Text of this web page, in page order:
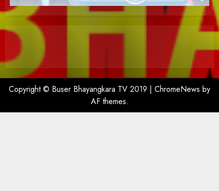
Copyright © Buser Bhayangkara TV 2019 | ChromeNews by
AF themes.